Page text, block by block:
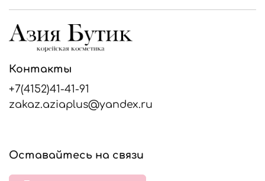
Контакты
+7(4152)41-41-91
zakaz.aziaplus@yandex.ru
Оставайтесь на связи